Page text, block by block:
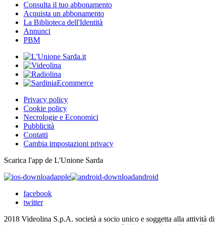
Consulta il tuo abbonamento
Acquista un abbonamento
La Biblioteca dell'Identità
Annunci
PBM
Privacy policy
Cookie policy
Necrologie e Economici
Pubblicità
Contatti
Cambia impostazioni privacy
Scarica l'app de L'Unione Sarda
apple
android
facebook
twitter
2018 Videolina S.p.A. società a socio unico e soggetta alla attività di